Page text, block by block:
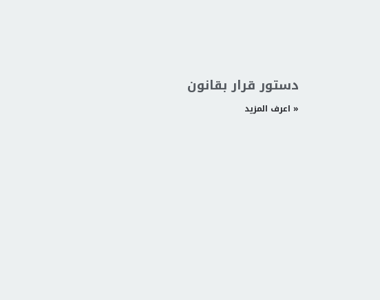
دستور قرار بقانون
اعرف المزيد »